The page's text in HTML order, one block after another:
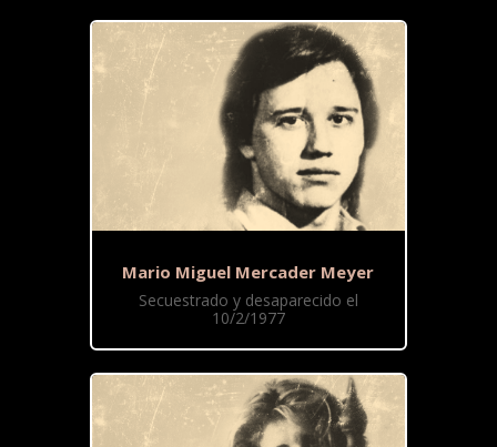
Mario Miguel Mercader Meyer
Secuestrado y desaparecido el
10/2/1977